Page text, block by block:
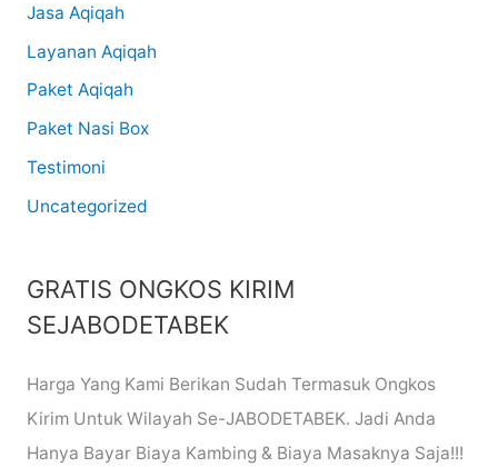
Jasa Aqiqah
Layanan Aqiqah
Paket Aqiqah
Paket Nasi Box
Testimoni
Uncategorized
GRATIS ONGKOS KIRIM
SEJABODETABEK
Harga Yang Kami Berikan Sudah Termasuk Ongkos
Kirim Untuk Wilayah Se-JABODETABEK. Jadi Anda
Hanya Bayar Biaya Kambing & Biaya Masaknya Saja!!!